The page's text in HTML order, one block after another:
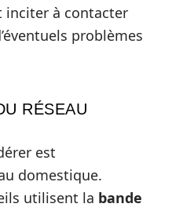
inciter à contacter
problèmes
RÉSEAU
est
domestique.
utilisent la bande